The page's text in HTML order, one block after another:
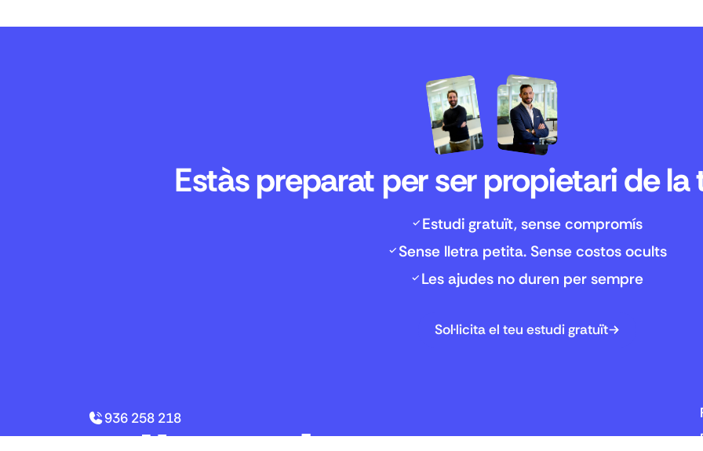
Estàs preparat per ser propietari de la
Estudi gratuït, sense compromís
Sense lletra petita. Sense costos ocults
Les ajudes no duren per sempre
Sol·licita el teu estudi gratuït
936 258 218